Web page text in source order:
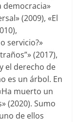
democracia»
(2009), «El
servicio?»
(2017),
el derecho de
es un árbol. En
muerto un
(2020). Sumo
de ellos